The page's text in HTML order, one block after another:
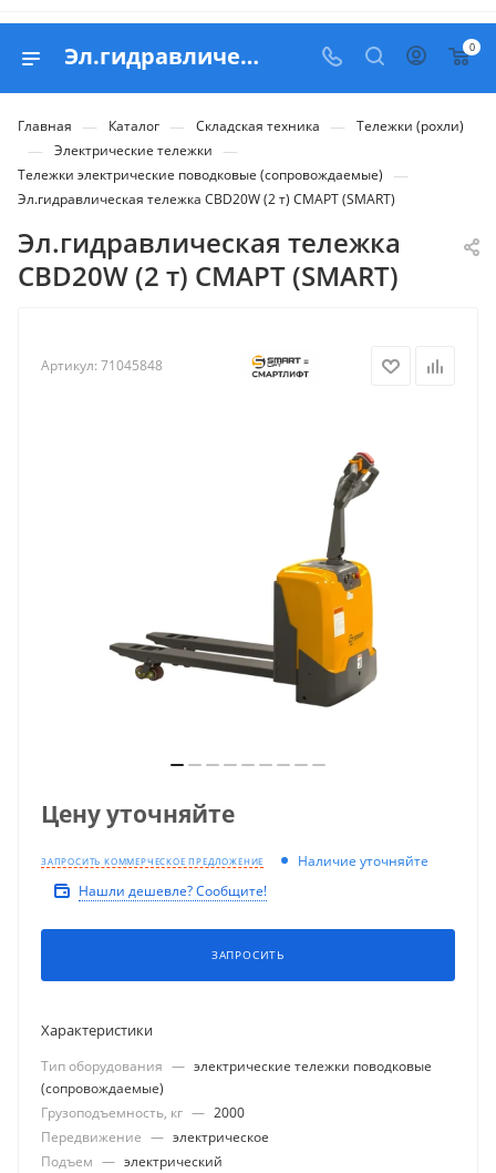
Эл.гидравлическая тележка CBD20W (2 т) СМАРТ (SMART) - купить в Belapex 0
Главная — Каталог — Складская техника — Тележки (рохли)
— Электрические тележки —
Тележки электрические поводковые (сопровождаемые) —
Эл.гидравлическая тележка CBD20W (2 т) СМАРТ (SMART)
Эл.гидравлическая тележка
CBD20W (2 т) СМАРТ (SMART)
Артикул: 71045848
Цену уточняйте
ЗАПРОСИТЬ КОММЕРЧЕСКОЕ ПРЕДЛОЖЕНИЕ
Наличие уточняйте
Нашли дешевле? Сообщите!
ЗАПРОСИТЬ
Характеристики
Тип оборудования — электрические тележки поводковые
(сопровождаемые)
Грузоподъемность, кг — 2000
Передвижение — электрическое
Подъем — электрический